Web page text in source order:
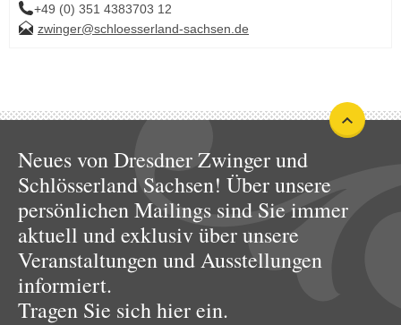
+49 (0) 351 4383703 12
zwinger@schloesserland-sachsen.de
Neues von Dresdner Zwinger und
Schlösserland Sachsen! Über unsere
persönlichen Mailings sind Sie immer
aktuell und exklusiv über unsere
Veranstaltungen und Ausstellungen
informiert.
Tragen Sie sich hier ein.